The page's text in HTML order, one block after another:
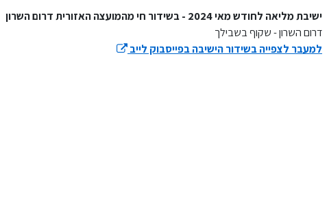
ישיבת מליאה לחודש מאי 2024 - בשידור חי מהמועצה האזורית דרום השרון
דרום השרון - שקוף בשבילך
למעבר לצפייה בשידור הישיבה בפייסבוק לייב